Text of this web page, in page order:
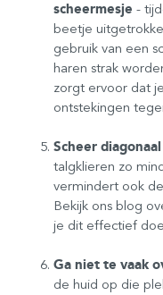
scheermesje -
beetje
gebruik van een
haren strak
zorgt ervoor dat
ontstekingen
Scheer diagonaal
talgklieren zo
vermindert ook
Bekijk ons blog
je dit effectief
Ga niet te vaak
de huid op die